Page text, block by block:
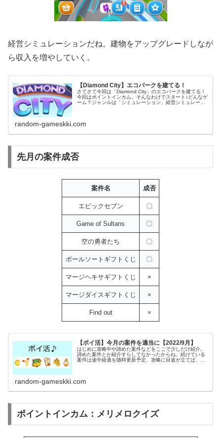
経営シミュレーションだね。建物をアップグレードしなが
ら収入を増やしていく。
【Diamond City】エコパークを建てる！
さてさて今回は「Diamond City」のエコパークを建てる！
今回はポイントインカム。そんなわけでスタート♪どんなゲ
ーム？ジャンルは「シミュレーション」経営シミュレーシ
random-gameskki.com
先月の案件成否
案件名 成否
エピックセブン 〇
Game of Sultans 〇
空の勇者たち 〇
ボールソートギフトくじ 〇
マージヘキサギフトくじ ×
マージダイスギフトくじ ×
Find out ×
【ポイ活】今月の案件を適当に【2022/9月】
はじめに攻略中や諦めた案件などをここで少しだけ紹介。
諦めた案件とか紹介すらしてなかったからね。続けている
案件は途中経過を随時更新予定。攻略に目途が立てば、そ
random-gameskki.com
ポイントインカム：メリメロクイズ